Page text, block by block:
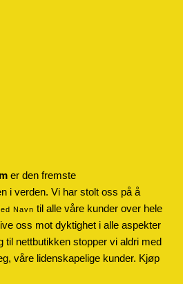
er den fremste
i verden. Vi har stolt oss på å
Navn til alle våre kunder over hele
oss mot dyktighet i alle aspekter
til nettbutikken stopper vi aldri med
våre lidenskapelige kunder. Kjøp